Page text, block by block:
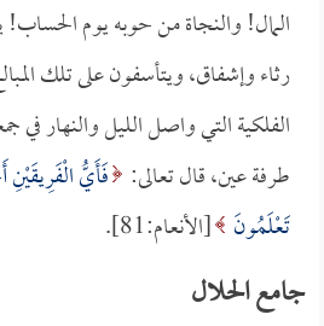
المال! والنجاة من حوبه يوم الحساب!
رثاء وإشفاق، ويتأسفون على تلك
الفلكية التي واصل الليل والنهار في
طرفة عين، قال تعالى: فَأَيُّ
تَعْلَمُونَ [الأنعام:81].
جامع الحلال